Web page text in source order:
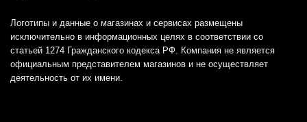
Логотипы и данные о магазинах и сервисах размещены
исключительно в информационных целях в соответствии со
статьей 1274 Гражданского кодекса РФ. Компания не является
официальным представителем магазинов и не осуществляет
деятельность от их имени.